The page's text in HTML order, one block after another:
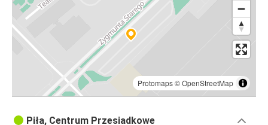
Protomaps©OpenStreetMap
Piła, Centrum Przesiadkowe